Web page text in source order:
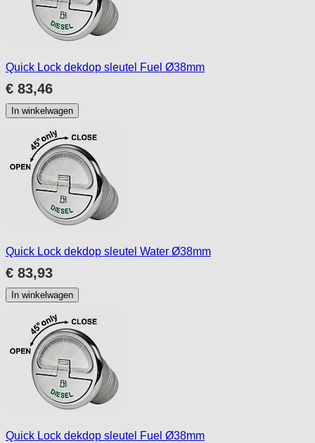
Quick Lock dekdop sleutel Fuel Ø38mm
€ 83,46
In winkelwagen
Quick Lock dekdop sleutel Water Ø38mm
€ 83,93
In winkelwagen
Quick Lock dekdop sleutel Fuel Ø38mm